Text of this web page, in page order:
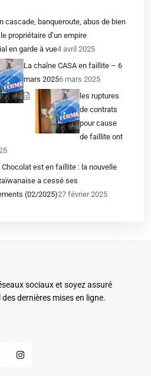
cascade, banqueroute, abus de bien
propriétaire d’un empire
en garde à vue4 avril 2025
La chaîne CASA en faillite – 6
mars 20256 mars 2025
les ruptures
de contrats
pour cause
de faillite ont
est en faillite : la nouvelle
a cessé ses
(02/2025)27 février 2025
sociaux et soyez assuré
dernières mises en ligne.